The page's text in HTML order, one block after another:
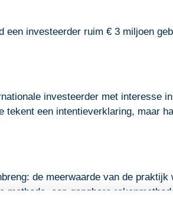
investeerder ruim € 3 miljoen
investeerder met interesse
een intentieverklaring, maar
de meerwaarde van de
een gangbare